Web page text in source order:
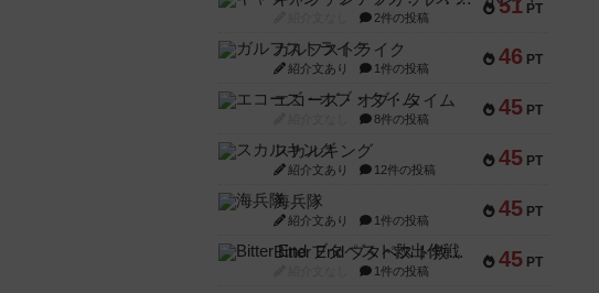
51 PT
2件の投稿
46 PT
ガルフストライク
紹介文あり 1件の投稿
45 PT
エコーズ・オブ・タイム
8件の投稿
45 PT
スカルキング
紹介文あり 12件の投稿
45 PT
海兵隊
紹介文あり 1件の投稿
45 PT
Bitter End ブタペスト救出作戦
1件の投稿